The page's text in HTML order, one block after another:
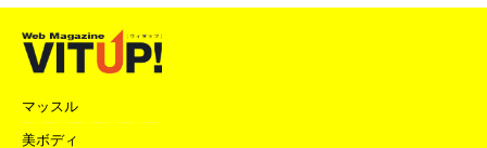
マッスル
美ボディ